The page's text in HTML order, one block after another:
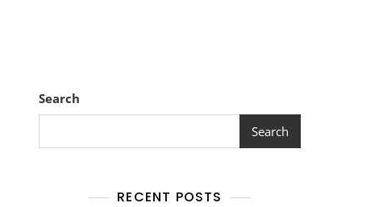
Search
Search
RECENT POSTS